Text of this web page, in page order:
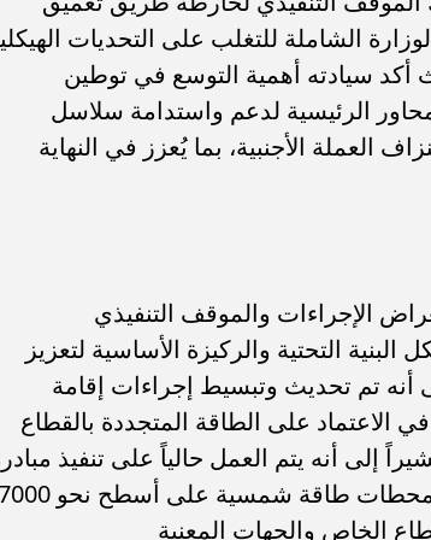
الشاملة للتغلب على التحديات
أكد سيادته أهمية التوسع في توطين
الرئيسية لدعم واستدامة سلاسل
العملة الأجنبية، بما يُعزز في النهاية
الإجراءات والموقف التنفيذي
التحتية والركيزة الأساسية لتعزيز
أنه تم تحديث وتبسيط إجراءات إقامة
الاعتماد على الطاقة المتجددة بالقطاع
إلى أنه يتم العمل حالياً على تنفيذ
"شمس الصناعة" الطموحة، والتي تستهدف تركيب محطات طاقة شمسية على
الخاص والجهات المعنية